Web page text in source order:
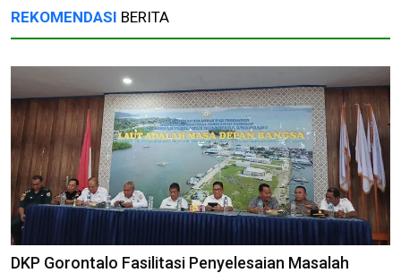
REKOMENDASI BERITA
DKP Gorontalo Fasilitasi Penyelesaian Masalah